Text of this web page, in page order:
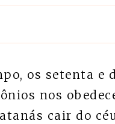
os setenta e
nos
cair do